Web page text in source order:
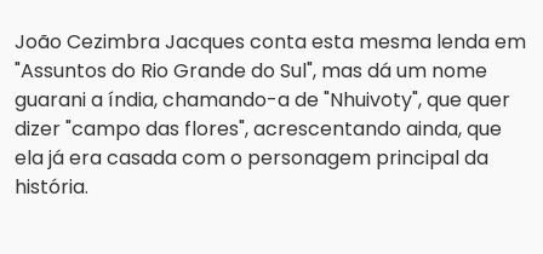
João Cezimbra Jacques conta esta mesma lenda em
"Assuntos do Rio Grande do Sul", mas dá um nome
guarani a índia, chamando-a de "Nhuivoty", que quer
dizer "campo das flores", acrescentando ainda, que
ela já era casada com o personagem principal da
história.